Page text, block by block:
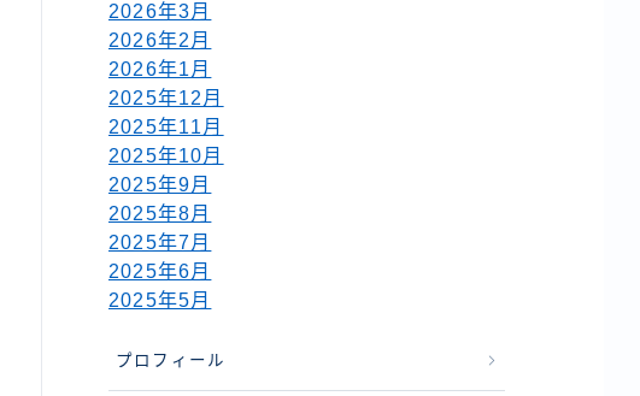
2026年3月
2026年2月
2026年1月
2025年12月
2025年11月
2025年10月
2025年9月
2025年8月
2025年7月
2025年6月
2025年5月
プロフィール